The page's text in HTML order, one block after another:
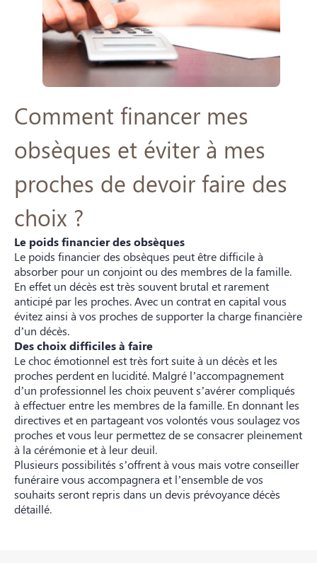
Comment financer mes
obsèques et éviter à mes
proches de devoir faire des
choix ?
Le poids financier des obsèques
Le poids financier des obsèques peut être difficile à
absorber pour un conjoint ou des membres de la famille.
En effet un décès est très souvent brutal et rarement
anticipé par les proches. Avec un contrat en capital vous
évitez ainsi à vos proches de supporter la charge financière
d’un décès.
Des choix difficiles à faire
Le choc émotionnel est très fort suite à un décès et les
proches perdent en lucidité. Malgré l’accompagnement
d’un professionnel les choix peuvent s’avérer compliqués
à effectuer entre les membres de la famille. En donnant les
directives et en partageant vos volontés vous soulagez vos
proches et vous leur permettez de se consacrer pleinement
à la cérémonie et à leur deuil.
Plusieurs possibilités s’offrent à vous mais votre conseiller
funéraire vous accompagnera et l’ensemble de vos
souhaits seront repris dans un devis prévoyance décès
détaillé.